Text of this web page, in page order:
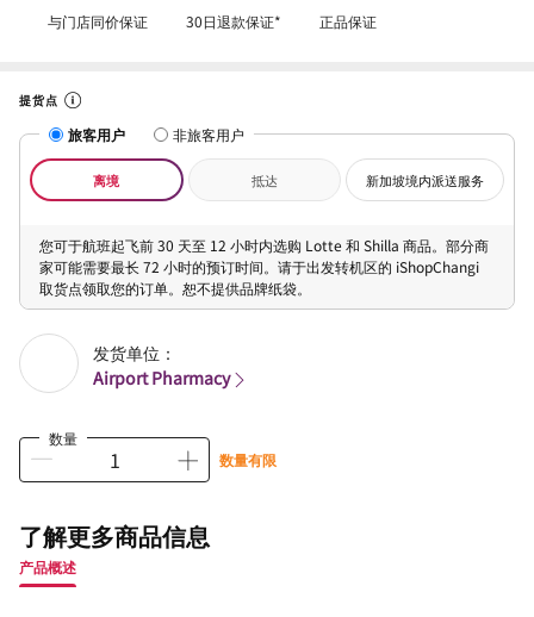
与门店同价保证 30日退款保证* 正品保证
提货点
旅客用户 非旅客用户
离境 抵达 新加坡境内派送服务
您可于航班起飞前 30 天至 12 小时内选购 Lotte 和 Shilla 商品。部分商
家可能需要最长 72 小时的预订时间。请于出发转机区的 iShopChangi
取货点领取您的订单。恕不提供品牌纸袋。
发货单位：
Airport Pharmacy
数量
数量有限
了解更多商品信息
产品概述